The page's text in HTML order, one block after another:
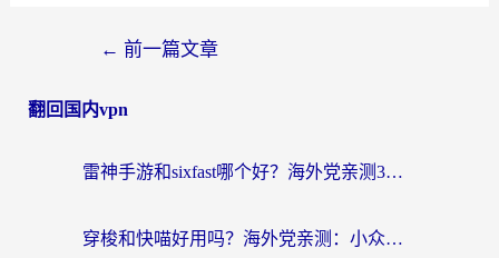
← 前一篇文章
翻回国内vpn
雷神手游和sixfast哪个好？海外党亲测3款回国加速器，教你选对不踩坑
穿梭和快喵好用吗？海外党亲测：小众加速器对比+番茄加速器深度体验